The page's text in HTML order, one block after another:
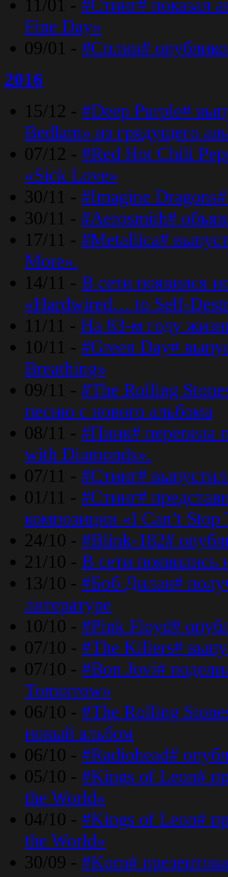
11/01 - #Стинг# показал
Fine Day»
09/01 - #Сплин#
2016
15/12 - #Deep Purple#
Bedlam» из грядущего
07/12 - #Red Hot Chili
«Sick Love»
30/11 - #Imagine
30/11 - #Aerosmith#
17/11 - #Metallica#
More».
14/11 - В сети появился
«Hardwired… to Self-
11/11 - На 83-м году
10/11 - #Green Day#
Breathing»
09/11 - #The Rolling
песню с нового альбома
08/11 - #Пинк# перепела
with Diamonds».
07/11 - #Стинг#
01/11 - #Стинг#
композиции «I Can’t
24/10 - #Blink-182#
21/10 - В сети появились
13/10 - #Боб Дилан#
литературе
10/10 - #Pink Floyd#
07/10 - #The Killers#
07/10 - #Bon Jovi#
Tomorrow»
06/10 - #The Rolling
новый альбом
06/10 - #Radiohead#
05/10 - #Kings of Leon#
the World»
04/10 - #Kings of Leon#
the World»
30/09 - #Korn#